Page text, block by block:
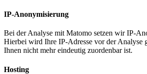
IP-Anonymisierung
Bei der Analyse mit Matomo setzen wir IP-
Hierbei wird Ihre IP-Adresse vor der Analyse
Ihnen nicht mehr eindeutig zuordenbar ist.
Hosting